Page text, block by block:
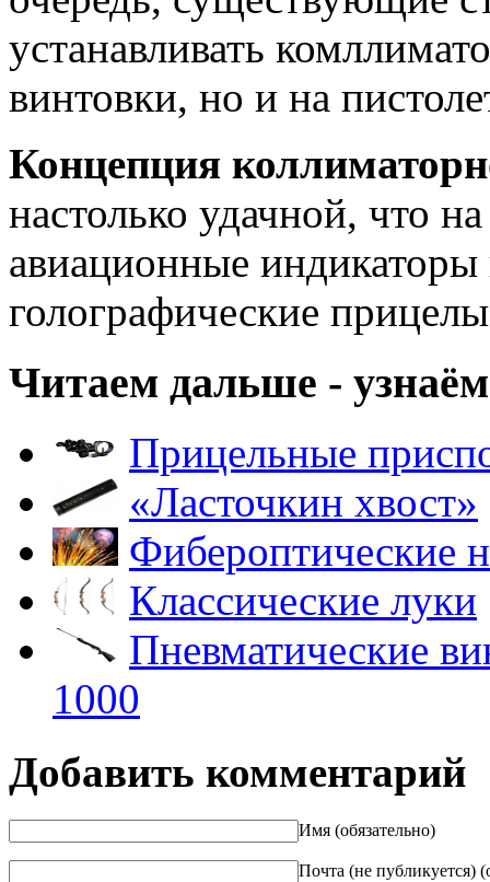
устанавливать
винтовки, но и на
Концепция
настолько удачной, что
авиационные индикаторы
голографические
Читаем дальше -
Прицельные
«Ласточкин хвост»
Фибероптические
Классические луки
Пневматические
1000
Добавить комментарий
Имя (обязательно)
Почта (не публикуется)